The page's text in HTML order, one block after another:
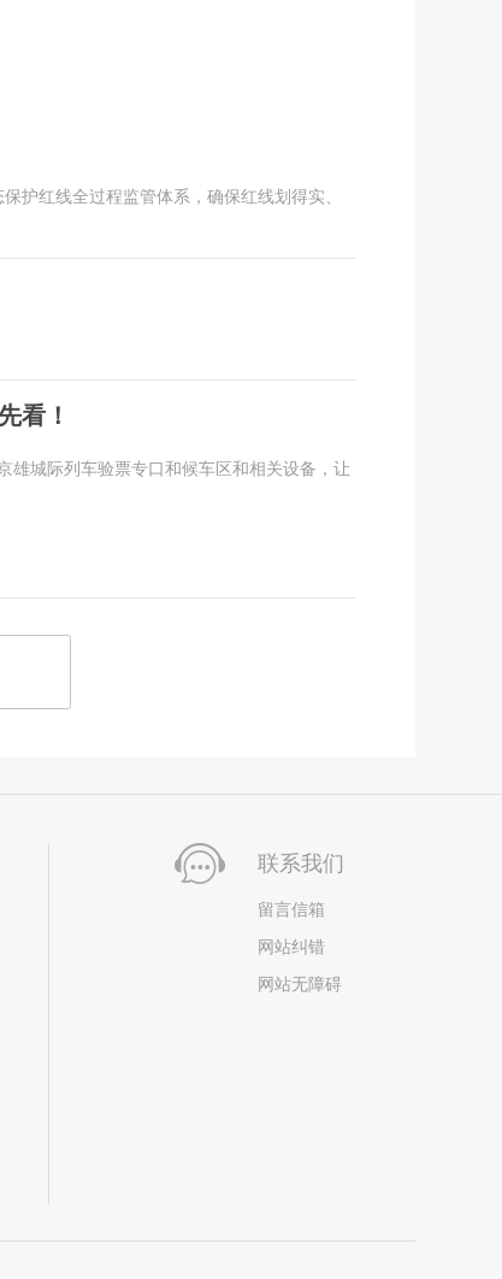
护红线全过程监管体系，确保红线划得实、
看！
雄城际列车验票专口和候车区和相关设备，让
联系我们
留言信箱
网站纠错
网站无障碍